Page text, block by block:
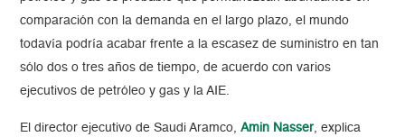
comparación con la demanda en el largo plazo, el mundo
todavía podría acabar frente a la escasez de suministro en tan
sólo dos o tres años de tiempo, de acuerdo con varios
ejecutivos de petróleo y gas y la AIE.
El director ejecutivo de Saudi Aramco,Amin Nasser, explica